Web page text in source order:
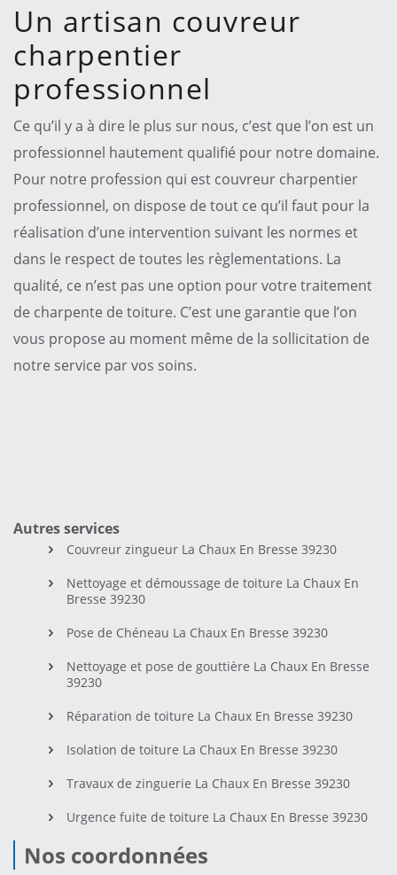
Un artisan couvreur
charpentier
professionnel
Ce qu’il y a à dire le plus sur nous, c’est que l’on est un
professionnel hautement qualifié pour notre domaine.
Pour notre profession qui est couvreur charpentier
professionnel, on dispose de tout ce qu’il faut pour la
réalisation d’une intervention suivant les normes et
dans le respect de toutes les règlementations. La
qualité, ce n’est pas une option pour votre traitement
de charpente de toiture. C’est une garantie que l’on
vous propose au moment même de la sollicitation de
notre service par vos soins.
Autres services
Couvreur zingueur La Chaux En Bresse 39230
Nettoyage et démoussage de toiture La Chaux En
Bresse 39230
Pose de Chéneau La Chaux En Bresse 39230
Nettoyage et pose de gouttière La Chaux En Bresse
39230
Réparation de toiture La Chaux En Bresse 39230
Isolation de toiture La Chaux En Bresse 39230
Travaux de zinguerie La Chaux En Bresse 39230
Urgence fuite de toiture La Chaux En Bresse 39230
Nos coordonnées